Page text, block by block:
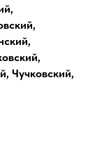
Чучковский,